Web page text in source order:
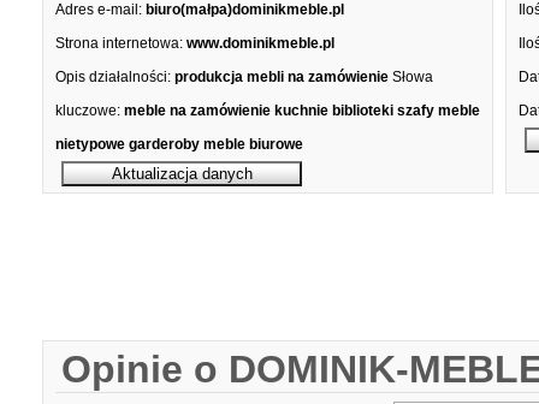
Adres e-mail: biuro(małpa)dominikmeble.pl
Strona internetowa: www.dominikmeble.pl
Opis działalności: produkcja mebli na zamówienie Słowa
kluczowe: meble na zamówienie kuchnie biblioteki szafy meble
nietypowe garderoby meble biurowe
Opinie o DOMINIK-